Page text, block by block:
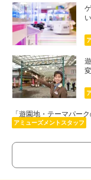
「遊園地・テーマパー
を大公開！
アミューズメントスタッフ